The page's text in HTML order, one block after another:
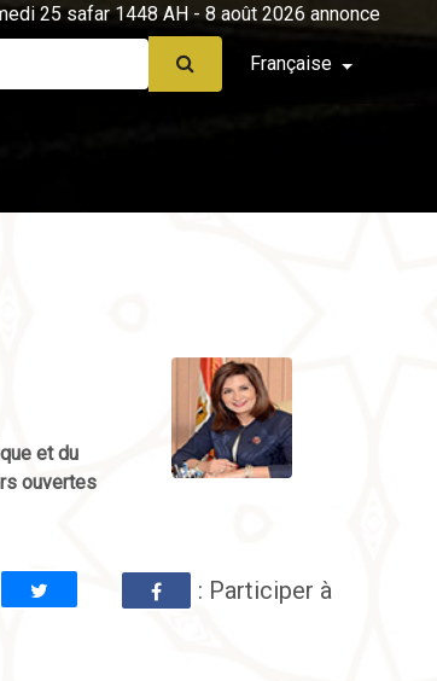
25 safar 1448 AH - 8 août 2026 annonce
Française
et du
ouvertes
: Participer à